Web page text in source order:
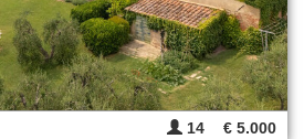
14 € 5.000